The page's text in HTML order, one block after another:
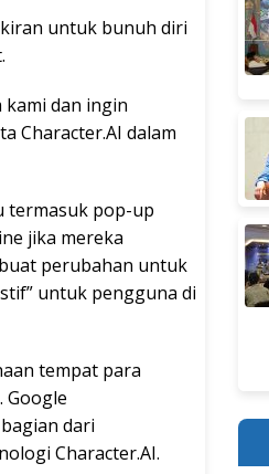
untuk bunuh diri
kami dan ingin
Character.AI dalam
termasuk pop-up
jika mereka
perubahan untuk
untuk pengguna di
tempat para
Google
dari
Character.AI.